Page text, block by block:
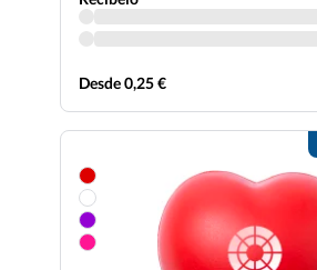
Desde 0,25 €